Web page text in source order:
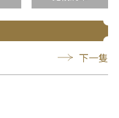
下一隻